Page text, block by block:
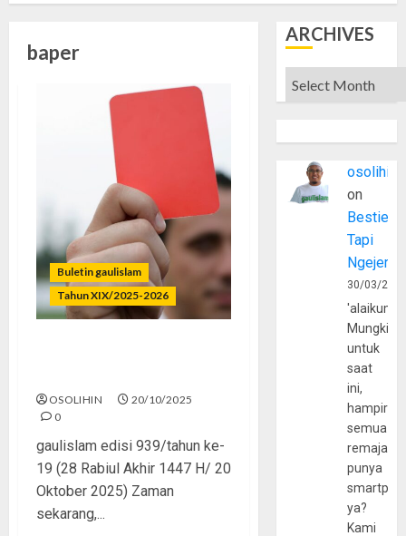
baper
Buletin gaulislam
Tahun XIX/2025-2026
OSOLIHIN
20/10/2025
0
gaulislam edisi 939/tahun ke-
19 (28 Rabiul Akhir 1447 H/ 20
Oktober 2025) Zaman
sekarang,...
ARCHIVES
Archives
osolihin
on
Bestie
Tapi
30/03/
Mungkin
untuk
saat
ini,
hampir
semua
remaja
punya
ya?
Kami